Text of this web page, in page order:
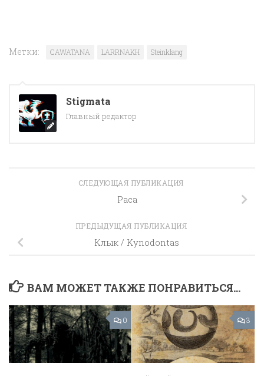
Метки: CAWATANA LARRNAKH Steinklang
Stigmata
Главный редактор
СЛЕДУЮЩАЯ ПУБЛИКАЦИЯ
Раса
ПРЕДЫДУЩАЯ ПУБЛИКАЦИЯ
Клык / Kynodontas
ВАМ МОЖЕТ ТАКЖЕ ПОНРАВИТЬСЯ...
0 3